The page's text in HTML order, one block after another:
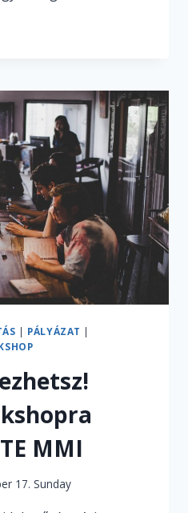
| PÁLYÁZAT |
MMI
17. Sunday